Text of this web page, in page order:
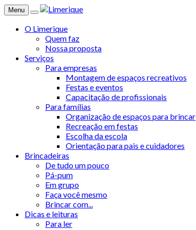
Menu
O Limerique
Quem faz
Nossa proposta
Serviços
Para empresas
Montagem de espaços recreativos
Festas e eventos
Capacitação de profissionais
Para famílias
Organização de espaços para brincar
Recreação em festas
Escolha da escola
Orientação para pais e cuidadores
Brincadeiras
De tudo um pouco
Pá-pum
Em grupo
Faça você mesmo
Brincar com...
Dicas e leituras
Para ler